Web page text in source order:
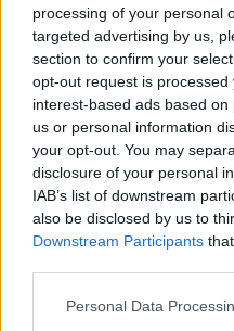
processing of your personal
targeted advertising by us,
section to confirm your
opt-out request is
interest-based ads based
us or personal information
your opt-out. You may
disclosure of your personal
IAB’s list of downstream
also be disclosed by us to
Downstream Participants
Please note that this
Personal Data
Τέτοιοι έρχονται
Αυτοί είναι που μας
Απαντήστε